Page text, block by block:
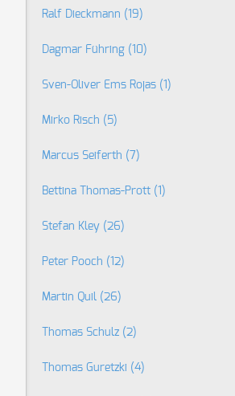
Ralf Dieckmann (19)
Dagmar Führing (10)
Sven-Oliver Ems Rojas (1)
Mirko Risch (5)
Marcus Seiferth (7)
Bettina Thomas-Prott (1)
Stefan Kley (26)
Peter Pooch (12)
Martin Quil (26)
Thomas Schulz (2)
Thomas Guretzki (4)